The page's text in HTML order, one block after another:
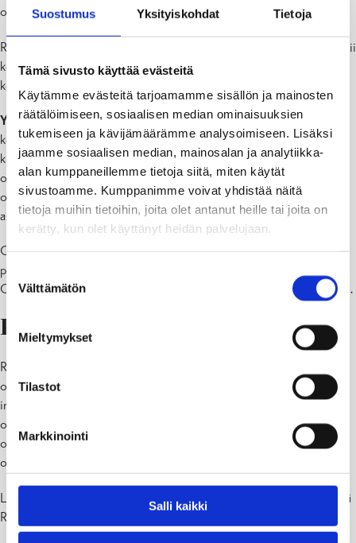
Suostumus Yksityiskohdat Tietoja
Tämä sivusto käyttää evästeitä
Käytämme evästeitä tarjoamamme sisällön ja mainosten
räätälöimiseen, sosiaalisen median ominaisuuksien
tukemiseen ja kävijämäärämme analysoimiseen. Lisäksi
jaamme sosiaalisen median, mainosalan ja analytiikka-
alan kumppaneillemme tietoja siitä, miten käytät
sivustoamme. Kumppanimme voivat yhdistää näitä
tietoja muihin tietoihin, joita olet antanut heille tai joita on
kerätty, kun olet käyttänyt heidän palvelujaan.
Suostumuksen
valinta
Välttämätön
Mieltymykset
Tilastot
Markkinointi
Salli kaikki
oppilashuollon piirissä toimivien tehtävä.
Raaseporin oppilashuoltoryhmä toimii ohjausryhmänä, joka huolehtii
koko oppilashuoltotyön ja oppilashuoltopalveluiden suunnittelusta,
kehittämisestä, ohjauksesta ja arvioinnista.
Yksilökohtainen oppilashuolto käsittää oppilaalle annettavat
kouluterveydenhuollon palvelut, oppilashuollon psykologi- ja
kuraattoripalvelut sekä yksittäistä oppilasta koskevan monialaisen
oppilashuollon. Oppilaan hyvinvoinnin tueksi kootaan tarvittaessa
oppilaan ja pääsääntöisesti myös hänen huoltajansa suostumuksella
asiantuntijaryhmä, joka käsittelee ko. yksittäisen oppilaan asioita.
Oppilashuoltotyö kuvataan perusteellisesti Raaseporin kaupungin
perusopetuksen paikallisessa opetussuunnitelmassa.
Oppilashuoltohenkilöstön yhteystiedot löytyvät koulujen kotisivuilta.
Koulupsykologit
Raaseporin koulupsykologit työskentelevät osana
oppilashuoltopalveluja kehittääkseen ja ylläpitääkseen turvallista ja
innostavaa kouluympäristöä ja koulunkäyntiä kaupungin oppilaille ja
opiskelijoille. Koulupsykologit työskentelevät myös yksilöllisesti
oppilaiden ja opiskelijoiden kanssa hyvinvoinnin ja hyvien
oppimisolosuhteiden edistämiseksi.
Lisää kaupungin oppilashuoltopalveluista ja koulupsykologien työstä
Raaseporin kaupungin opetussuunnitelmassa.